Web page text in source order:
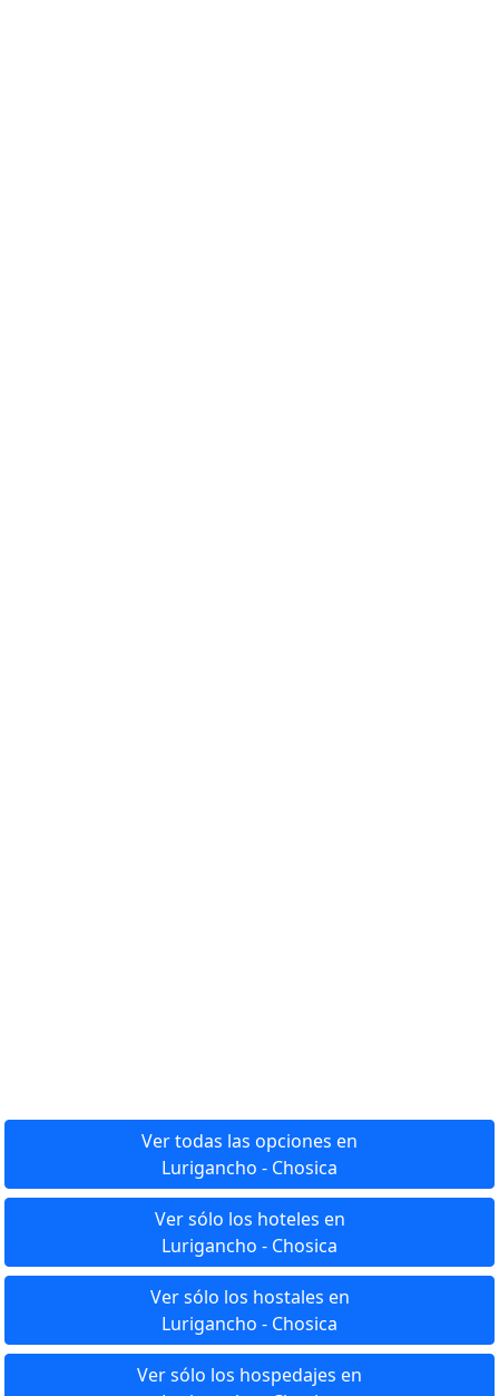
Ver todas las opciones en
Lurigancho - Chosica
Ver sólo los hoteles en
Lurigancho - Chosica
Ver sólo los hostales en
Lurigancho - Chosica
Ver sólo los hospedajes en